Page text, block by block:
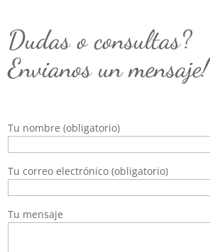
Dudas o consultas?
Envianos un mensaje!
Tu nombre (obligatorio)
Tu correo electrónico (obligatorio)
Tu mensaje